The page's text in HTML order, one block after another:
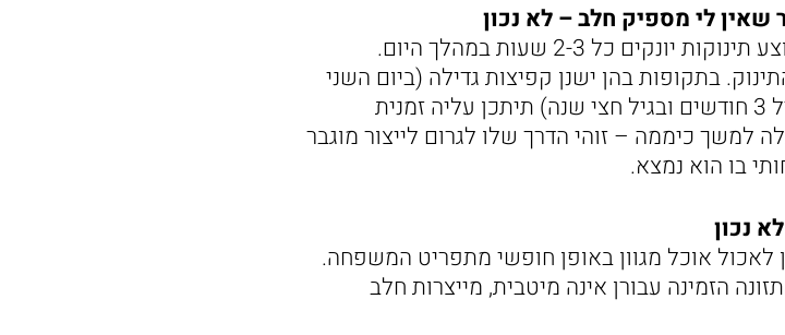
שאין לי מספיק חלב – לא נכון
תינוקות שונים יונקים בתדירות שונה. בממוצע תינוקות יונקים כל 2-3 שעות במהלך היום.
בתקופות בהן ישנן קפיצות גדילה (ביום השני
לחיים, בגיל 3 שבועות, בגיל 6 שבועות, בגיל 3 חודשים ובגיל חצי שנה) תיתכן עליה זמנית
למשך כיממה – זוהי הדרך שלו לגרום לייצור מוגבר
בו הוא נמצא.
נכון
לאכול אוכל מגוון באופן חופשי מתפריט המשפחה.
הזמינה עבורן אינה מיטבית, מייצרות חלב